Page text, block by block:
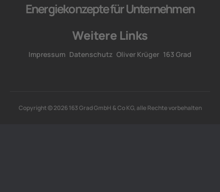
Energiekonzepte für Unternehmen
Weitere Links
Impressum Datenschutz Oliver Krüger 163 Grad
Copyright © 2026 163 Grad GmbH & Co KG, alle Rechte vorbehalten